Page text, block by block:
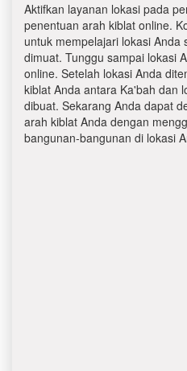
Aktifkan layanan lokasi pada
penentuan arah kiblat online.
untuk mempelajari lokasi Anda
dimuat. Tunggu sampai lokasi
online. Setelah lokasi Anda
kiblat Anda antara Ka'bah dan
dibuat. Sekarang Anda dapat
arah kiblat Anda dengan
bangunan-bangunan di lokasi